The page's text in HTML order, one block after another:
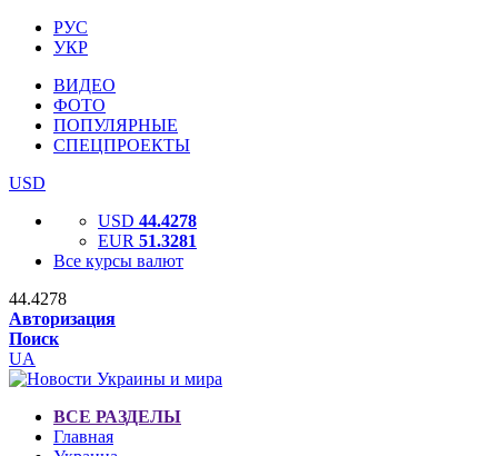
РУС
УКР
ВИДЕО
ФОТО
ПОПУЛЯРНЫЕ
СПЕЦПРОЕКТЫ
USD
USD 44.4278
EUR 51.3281
Все курсы валют
44.4278
Авторизация
Поиск
UA
ВСЕ РАЗДЕЛЫ
Главная